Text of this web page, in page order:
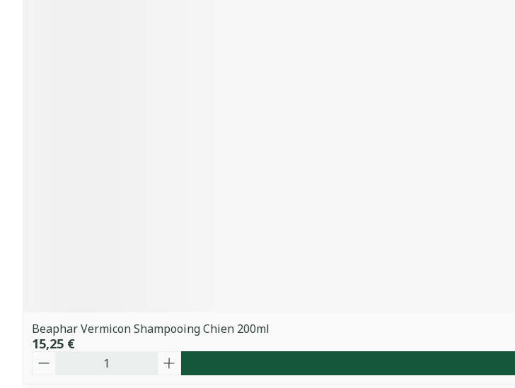
Beaphar Vermicon Shampooing Chien 200ml
15,25 €